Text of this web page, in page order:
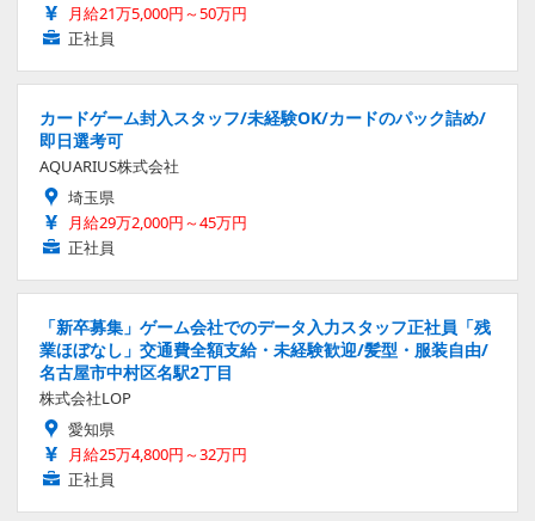
月給21万5,000円～50万円
正社員
カードゲーム封入スタッフ/未経験OK/カードのパック詰め/
即日選考可
AQUARIUS株式会社
埼玉県
月給29万2,000円～45万円
正社員
「新卒募集」ゲーム会社でのデータ入力スタッフ正社員「残
業ほぼなし」交通費全額支給・未経験歓迎/髪型・服装自由/
名古屋市中村区名駅2丁目
株式会社LOP
愛知県
月給25万4,800円～32万円
正社員